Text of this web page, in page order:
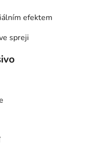
efektem
spreji